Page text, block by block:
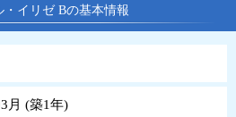
・イリゼ Bの基本情報
月 (築1年)